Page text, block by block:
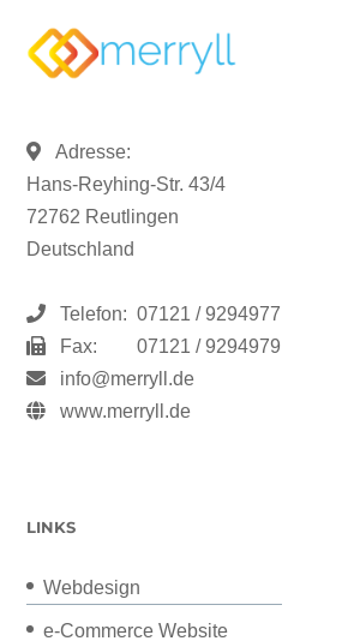
Adresse:
Hans-Reyhing-Str. 43/4
72762 Reutlingen
Deutschland
Telefon: 07121 / 9294977
Fax:
07121 / 9294979
info@merryll.de
www.merryll.de
LINKS
Webdesign
e-Commerce Website